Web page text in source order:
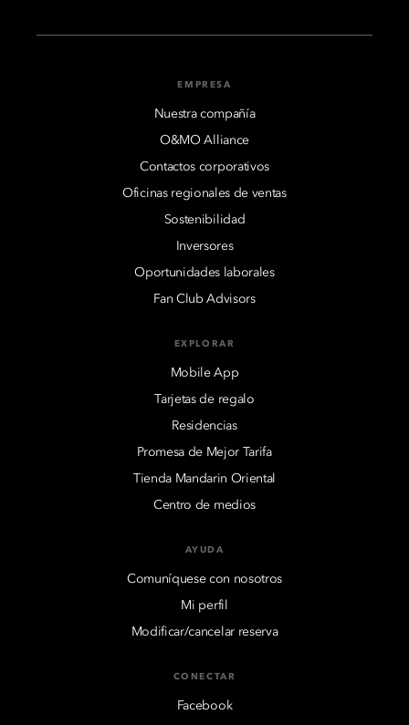
EMPRESA
Nuestra compañía
O&MO Alliance
Contactos corporativos
Oficinas regionales de ventas
Sostenibilidad
Inversores
Oportunidades laborales
Fan Club Advisors
EXPLORAR
Mobile App
Tarjetas de regalo
Residencias
Promesa de Mejor Tarifa
Tienda Mandarin Oriental
Centro de medios
AYUDA
Comuníquese con nosotros
Mi perfil
Modificar/cancelar reserva
CONECTAR
Facebook